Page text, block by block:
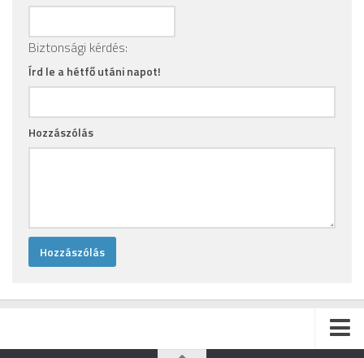
Biztonsági kérdés:
Írd le a hétfő utáni napot!
Hozzászólás